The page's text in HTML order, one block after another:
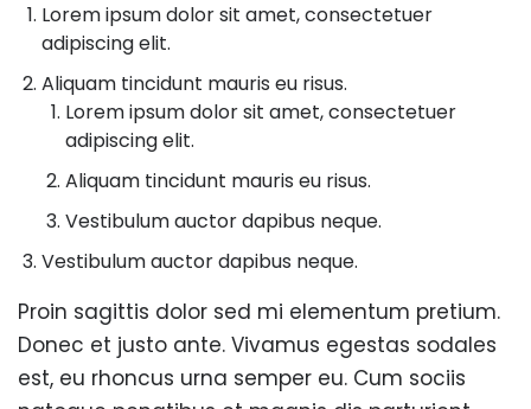
Lorem ipsum dolor sit amet, consectetuer
adipiscing elit.
Aliquam tincidunt mauris eu risus.
Lorem ipsum dolor sit amet, consectetuer
adipiscing elit.
Aliquam tincidunt mauris eu risus.
Vestibulum auctor dapibus neque.
Vestibulum auctor dapibus neque.
Proin sagittis dolor sed mi elementum pretium.
Donec et justo ante. Vivamus egestas sodales
est, eu rhoncus urna semper eu. Cum sociis